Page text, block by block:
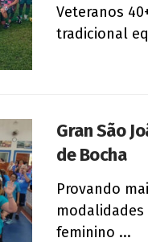
Veteranos
tradicional
Gran São
de Bocha
Provando
modalidades
feminino ...